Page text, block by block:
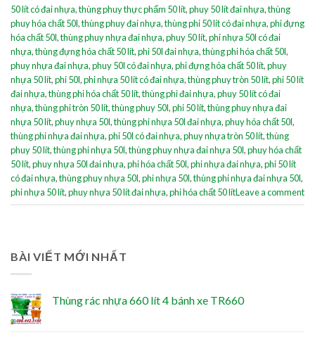
50 lít có đai nhựa,thùng phuy thực phẩm 50 lít,phuy 50 lít đai nhựa,thùng
phuy hóa chất 50l,thùng phuy đai nhựa,thùng phi 50 lít có đai nhựa,phi đựng
hóa chất 50l,thùng phuy nhựa đai nhựa,phuy 50 lít,phi nhựa 50l có đai
nhựa,thùng đựng hóa chất 50 lít,phi 50l đai nhựa,thùng phi hóa chất 50l,
phuy nhựa đai nhựa,phuy 50l có đai nhựa,phi đựng hóa chất 50 lít,phuy
nhựa 50 lít,phi 50l,phi nhựa 50 lít có đai nhựa,thùng phuy tròn 50 lít,phi 50 lít
đai nhựa,thùng phi hóa chất 50 lít,thùng phi đai nhựa,phuy 50 lít có đai
nhựa,thùng phi tròn 50 lít,thùng phuy 50l,phi 50 lít,thùng phuy nhựa đai
nhựa 50 lít,phuy nhựa 50l,thùng phi nhựa 50l đai nhựa,phuy hóa chất 50l,
thùng phi nhựa đai nhựa,phi 50l có đai nhựa,phuy nhựa tròn 50 lít,thùng
phuy 50 lít,thùng phi nhựa 50l,thùng phuy nhựa đai nhựa 50l,phuy hóa chất
50 lít,phuy nhựa 50l đai nhựa,phi hóa chất 50l,phi nhựa đai nhựa,phi 50 lít
có đai nhựa,thùng phuy nhựa 50l,phi nhựa 50l,thùng phi nhựa đai nhựa 50l,
phi nhựa 50 lít,phuy nhựa 50 lít đai nhựa,phi hóa chất 50 lítLeave a comment
BÀI VIẾT MỚI NHẤT
Thùng rác nhựa 660 lít 4 bánh xe TR660